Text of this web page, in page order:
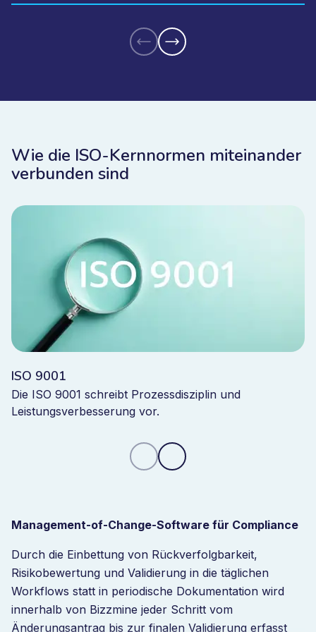
Wie die ISO-Kernnormen miteinander
verbunden sind
ISO 9001
Die ISO 9001 schreibt Prozessdisziplin und
Leistungsverbesserung vor.
Management-of-Change-Software für Compliance
Durch die Einbettung von Rückverfolgbarkeit,
Risikobewertung und Validierung in die täglichen
Workflows statt in periodische Dokumentation wird
innerhalb von Bizzmine jeder Schritt vom
Änderungsantrag bis zur finalen Validierung erfasst